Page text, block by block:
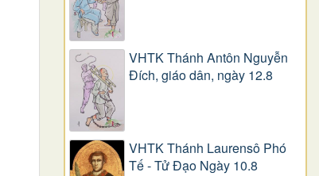
VHTK Thánh Antôn Nguyễn
Ðích, giáo dân, ngày 12.8
VHTK Thánh Laurensô Phó
Tế - Tử Đạo Ngày 10.8